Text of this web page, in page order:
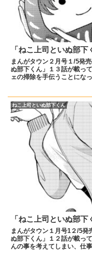
「ねこ上司といぬ部
まんがタウン２月号１/5発
ぬ部下くん」１３話が載っ
ェの掃除を手伝うことにな
ねこ上司といぬ部下くん
「ねこ上司といぬ部
まんがタウン１月号1２/5
ぬ部下くん」１２話が載っ
んの事を考えてしまい、仕